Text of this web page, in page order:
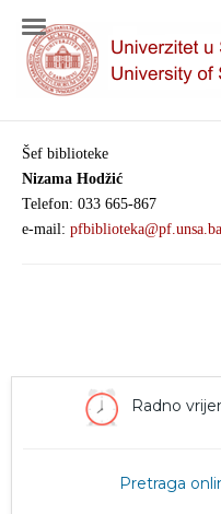
Šef biblioteke
Nizama Hodžić
Telefon: 033 665-867
e-mail: pfbiblioteka@pf.unsa.ba
Radno
Pretraga